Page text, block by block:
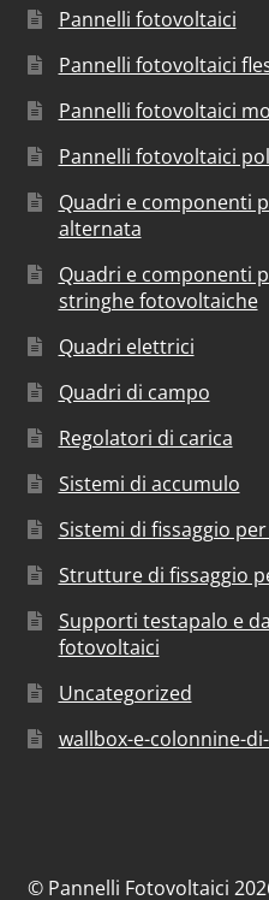
Pannelli fotovoltaici
Pannelli fotovoltaici
Pannelli fotovoltaici
Pannelli fotovoltaici
Quadri e componenti
alternata
Quadri e componenti
stringhe fotovoltaiche
Quadri elettrici
Quadri di campo
Regolatori di carica
Sistemi di accumulo
Sistemi di fissaggio
Strutture di fissaggio
Supporti testapalo e
fotovoltaici
Uncategorized
wallbox-e-colonnine-
© Pannelli Fotovoltaici